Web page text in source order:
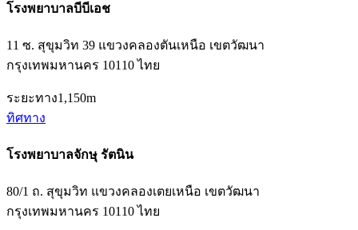
โรงพยาบาลบีบีเอช
11 ซ. สุขุมวิท 39 แขวงคลองตันเหนือ เขตวัฒนา
กรุงเทพมหานคร 10110 ไทย
ระยะทาง1,150m
ทิศทาง
โรงพยาบาลจักษุ รัตนิน
80/1 ถ. สุขุมวิท แขวงคลองเตยเหนือ เขตวัฒนา
กรุงเทพมหานคร 10110 ไทย